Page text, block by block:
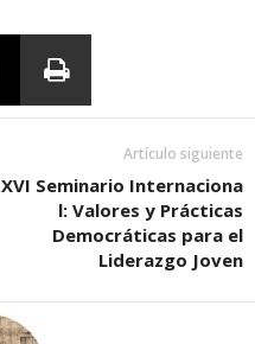
Artículo siguiente
XVI Seminario Internaciona
l: Valores y Prácticas
Democráticas para el
Liderazgo Joven